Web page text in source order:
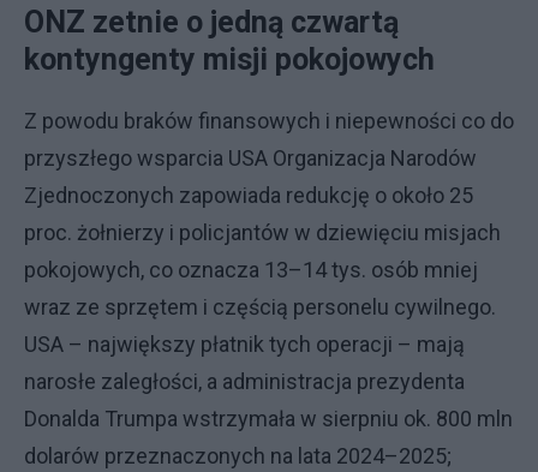
ONZ zetnie o jedną czwartą
kontyngenty misji pokojowych
Z powodu braków finansowych i niepewności co do
przyszłego wsparcia USA Organizacja Narodów
Zjednoczonych zapowiada redukcję o około 25
proc. żołnierzy i policjantów w dziewięciu misjach
pokojowych, co oznacza 13–14 tys. osób mniej
wraz ze sprzętem i częścią personelu cywilnego.
USA – największy płatnik tych operacji – mają
narosłe zaległości, a administracja prezydenta
Donalda Trumpa wstrzymała w sierpniu ok. 800 mln
dolarów przeznaczonych na lata 2024–2025;